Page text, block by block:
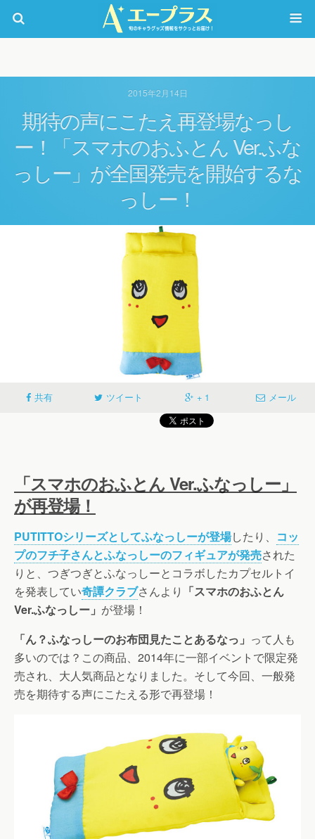
2015年2月14日
期待の声にこたえ再登場なっし
ー！「スマホのおふとん Ver.ふな
っしー」が全国発売を開始するな
っしー！
共有 ツイート + 1 メール
「スマホのおふとん Ver.ふなっしー」
が再登場！
PUTITTOシリーズとしてふなっしーが登場したり、 コッ
プのフチ子さんとふなっしーのフィギュアが発売された
りと、つぎつぎとふなっしーとコラボしたカプセルトイ
を発表してい奇譚クラブさんより 「スマホのおふとん
Ver.ふなっしー」 が登場！
「ん？ふなっしーのお布団見たことあるなっ」 って人も
多いのでは？この商品、2014年に一部イベントで限定発
売され、大人気商品となりました。そして今回、一般発
売を期待する声にこたえる形で再登場！